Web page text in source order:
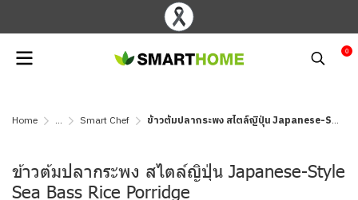
0
Home ... Smart Chef ข้าวต้มปลากระพง สไตล์ญิปุ่น Japanese-Style Sea Bass Rice Porridge
ข้าวต้มปลากระพง สไตล์ญิปุ่น Japanese-Style
Sea Bass Rice Porridge